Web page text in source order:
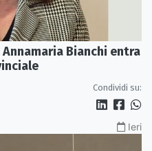
Bianchi entra
Condividi su:
Ieri